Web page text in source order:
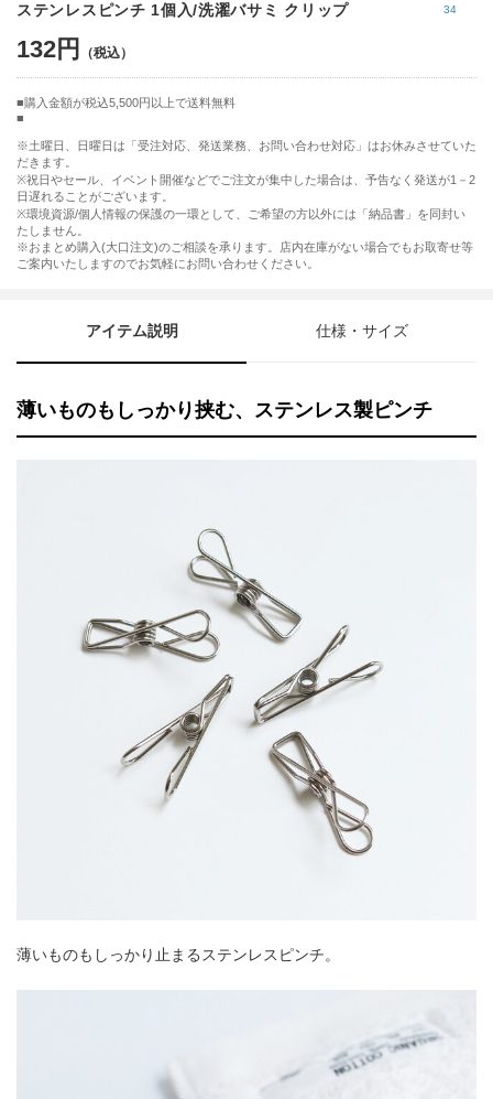
34
ステンレスピンチ 1個入/洗濯バサミ クリップ
132円
購入金額が税込5,500円以上で送料無料
※土曜日、日曜日は「受注対応、発送業務、お問い合わせ対応」はお休みさせていた
だきます。
※祝日やセール、イベント開催などでご注文が集中した場合は、予告なく発送が1－2
日遅れることがございます。
※環境資源/個人情報の保護の一環として、ご希望の方以外には「納品書」を同封い
たしません。
※おまとめ購入(大口注文)のご相談を承ります。店内在庫がない場合でもお取寄せ等
ご案内いたしますのでお気軽にお問い合わせください。
アイテム説明 仕様・サイズ
薄いものもしっかり挟む、ステンレス製ピンチ
薄いものもしっかり止まるステンレスピンチ。